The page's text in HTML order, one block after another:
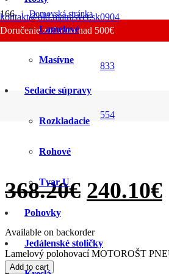
Doručenie zadarmo nad 500€
kontakt@old.matrasvet.sk0904
833
554
Lamelové
Masívne
Sedacie súpravy
Rozkladacie
Rohové
Tvar U
Pohovky
Jedálenské stoličky
Domovská stránka
/
Rošty
/
Lamelové
/
368.20€ 240.10€
Available on backorder
Lamelový polohovací MOTOROŠT
Add to cart